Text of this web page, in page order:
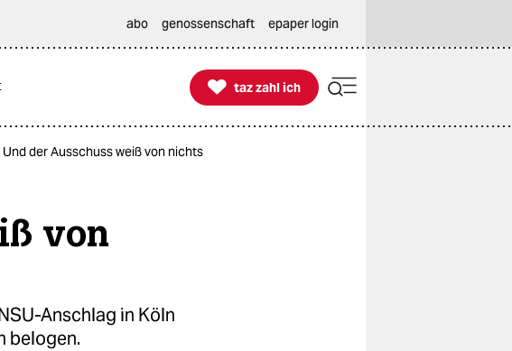
abo genossenschaft epaper login

taz zahl ich
taz zahl ich
der Ausschuss weiß von nichts
von
Anschlag in Köln
belogen.